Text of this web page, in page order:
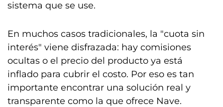
sistema que se use.
En muchos casos tradicionales, la "cuota sin
interés" viene disfrazada: hay comisiones
ocultas o el precio del producto ya está
inflado para cubrir el costo. Por eso es tan
importante encontrar una solución real y
transparente como la que ofrece Nave.